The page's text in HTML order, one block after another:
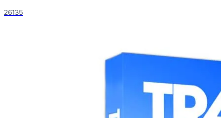
26135